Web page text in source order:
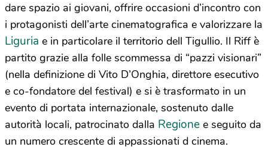
dare spazio ai giovani, offrire occasioni d’incontro con
i protagonisti dell’arte cinematografica e valorizzare la
Liguria e in particolare il territorio dell Tigullio. Il Riff è
partito grazie alla folle scommessa di “pazzi visionari”
(nella definizione di Vito D’Onghia, direttore esecutivo
e co-fondatore del festival) e si è trasformato in un
evento di portata internazionale, sostenuto dalle
autorità locali, patrocinato dalla Regione e seguito da
un numero crescente di appassionati d cinema.